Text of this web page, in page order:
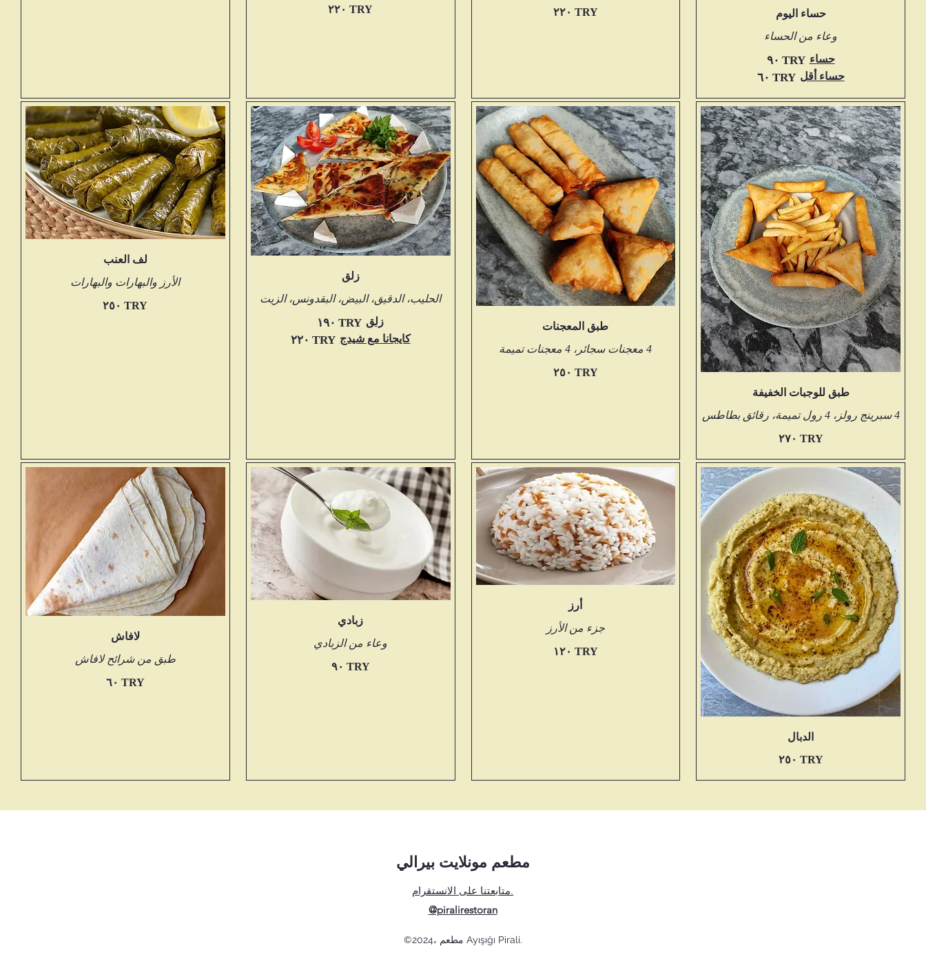
حساء اليوم
وعاء من الحساء
حساء ‏٩٠ TRY
حساء أقل ‏٦٠ TRY
‏٢٢٠ TRY
‏٢٢٠ TRY
طبق للوجبات الخفيفة
4 سبرينج رولز، 4 رول تميمة، رقائق بطاطس
‏٢٧٠ TRY
طبق المعجنات
4 معجنات سجائر، 4 معجنات تميمة
‏٢٥٠ TRY
زلق
الحليب، الدقيق، البيض، البقدونس، الزيت
زلق ‏١٩٠ TRY
كايجانا مع شيدج ‏٢٢٠ TRY
لف العنب
الأرز والبهارات والبهارات
‏٢٥٠ TRY
الدبال
‏٢٥٠ TRY
أرز
جزء من الأرز
‏١٢٠ TRY
زبادي
وعاء من الزبادي
‏٩٠ TRY
لافاش
طبق من شرائح لافاش
‏٦٠ TRY
مطعم مونلايت بيرالي
متابعتنا على الانستقرام.
@piralirestoran
©2024، مطعم Ayışığı Pirali.